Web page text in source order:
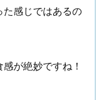
た感じではあるの
が絶妙ですね！